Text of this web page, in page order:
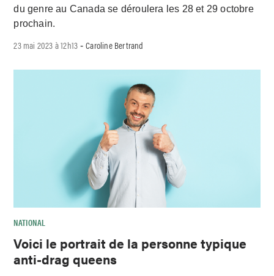
du genre au Canada se déroulera les 28 et 29 octobre
prochain.
23 mai 2023 à 12h13 -Caroline Bertrand
NATIONAL
Voici le portrait de la personne typique
anti-drag queens